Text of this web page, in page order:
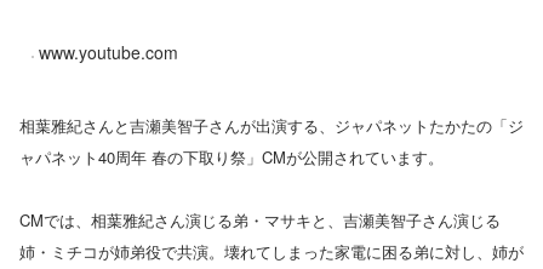
www.youtube.com
相葉雅紀さんと吉瀬美智子さんが出演する、ジャパネットたかたの「ジ
ャパネット40周年 春の下取り祭」CMが公開されています。
CMでは、相葉雅紀さん演じる弟・マサキと、吉瀬美智子さん演じる
姉・ミチコが姉弟役で共演。壊れてしまった家電に困る弟に対し、姉が